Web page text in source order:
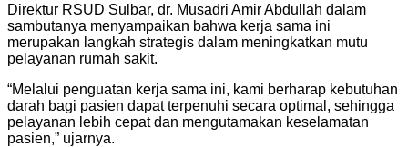
Direktur RSUD Sulbar, dr. Musadri Amir Abdullah dalam
sambutanya menyampaikan bahwa kerja sama ini
merupakan langkah strategis dalam meningkatkan mutu
pelayanan rumah sakit.
“Melalui penguatan kerja sama ini, kami berharap kebutuhan
darah bagi pasien dapat terpenuhi secara optimal, sehingga
pelayanan lebih cepat dan mengutamakan keselamatan
pasien,” ujarnya.